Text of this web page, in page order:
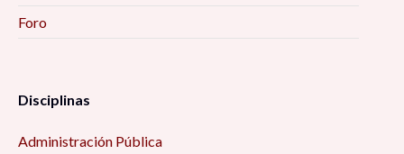
Foro
Disciplinas
Administración Pública